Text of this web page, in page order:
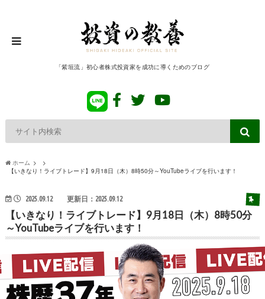
「紫垣流」初心者株式投資家を成功に導くためのブログ
ホーム
【いきなり！ライブトレード】9月18日（木）8時50分～YouTubeライブを行います！
2025.09.12 更新日：2025.09.12
【いきなり！ライブトレード】9月18日（木）8時50分
～YouTubeライブを行います！